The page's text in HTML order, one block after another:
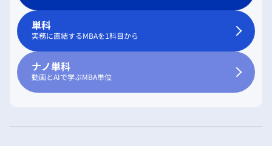
単科
実務に直結するMBAを1科目から
ナノ単科
動画とAIで学ぶMBA単位